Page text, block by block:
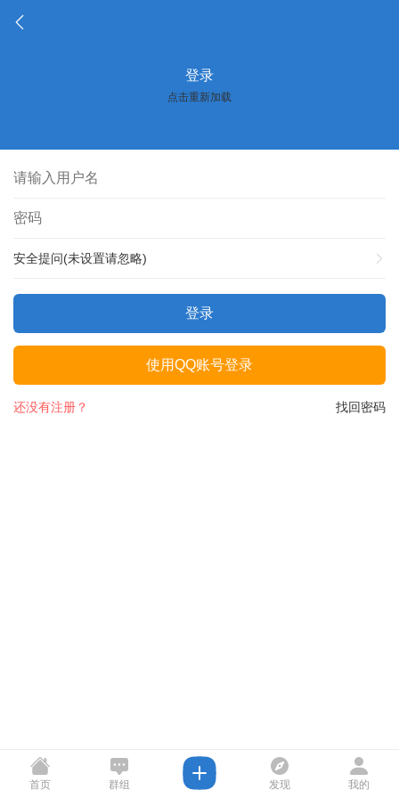
登录
点击重新加载
安全提问(未设置请忽略)
登录
使用QQ账号登录
找回密码
还没有注册？
首页 群组 发现 我的